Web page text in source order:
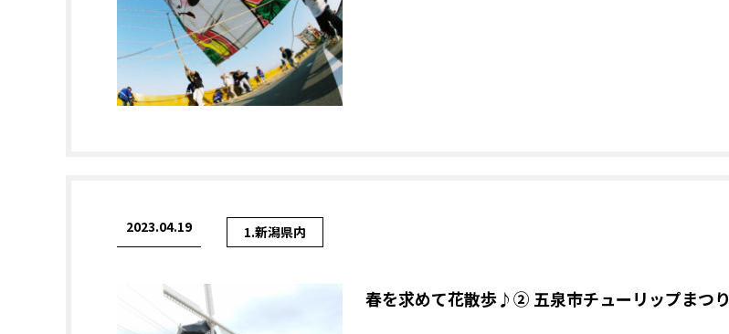
2023.04.19 1.新潟県内
春を求めて花散歩♪② 五泉市チューリップまつり